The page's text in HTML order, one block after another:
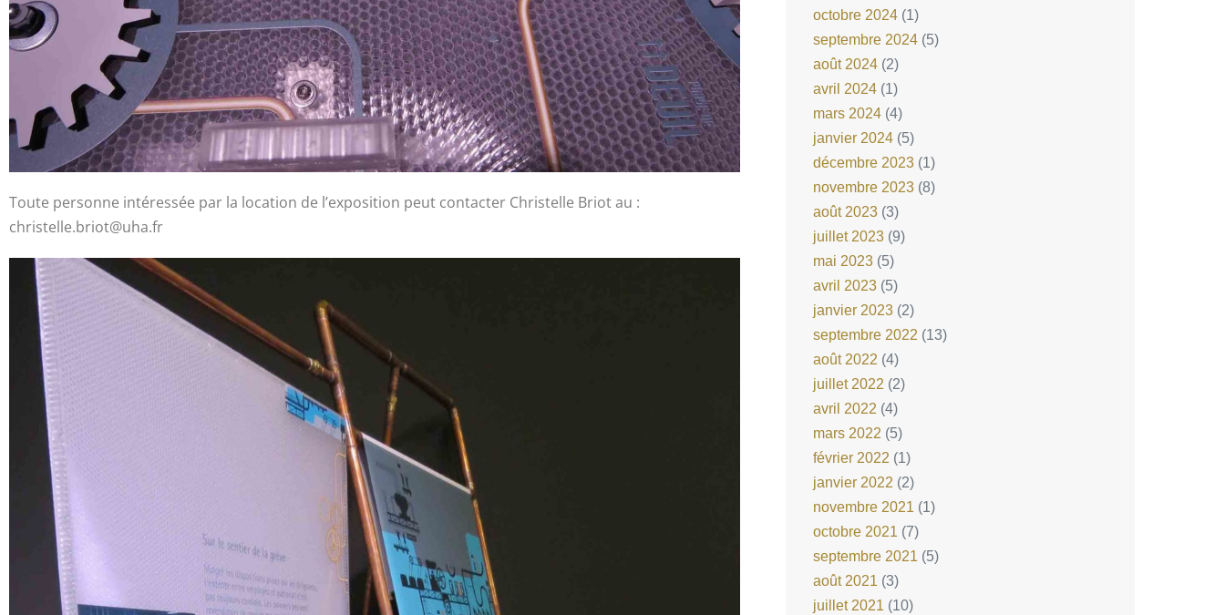
Toute personne intéressée par la location de l’exposition peut contacter Christelle Briot au :
christelle.briot@uha.fr
octobre 2024(1)
septembre 2024(5)
août 2024(2)
avril 2024(1)
mars 2024(4)
janvier 2024(5)
décembre 2023(1)
novembre 2023(8)
août 2023(3)
juillet 2023(9)
mai 2023(5)
avril 2023(5)
janvier 2023(2)
septembre 2022 (13)
août 2022 (4)
juillet 2022 (2)
avril 2022 (4)
mars 2022 (5)
février 2022 (1)
janvier 2022 (2)
novembre 2021(1)
octobre 2021(7)
septembre 2021(5)
août 2021(3)
juillet 2021(10)